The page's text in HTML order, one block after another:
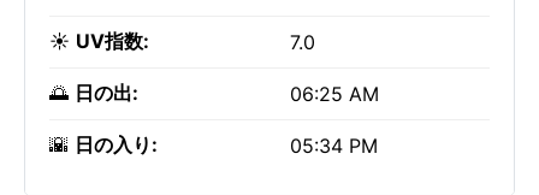
☀️ UV指数: 7.0
🌅 日の出: 06:25 AM
🌇 日の入り: 05:34 PM